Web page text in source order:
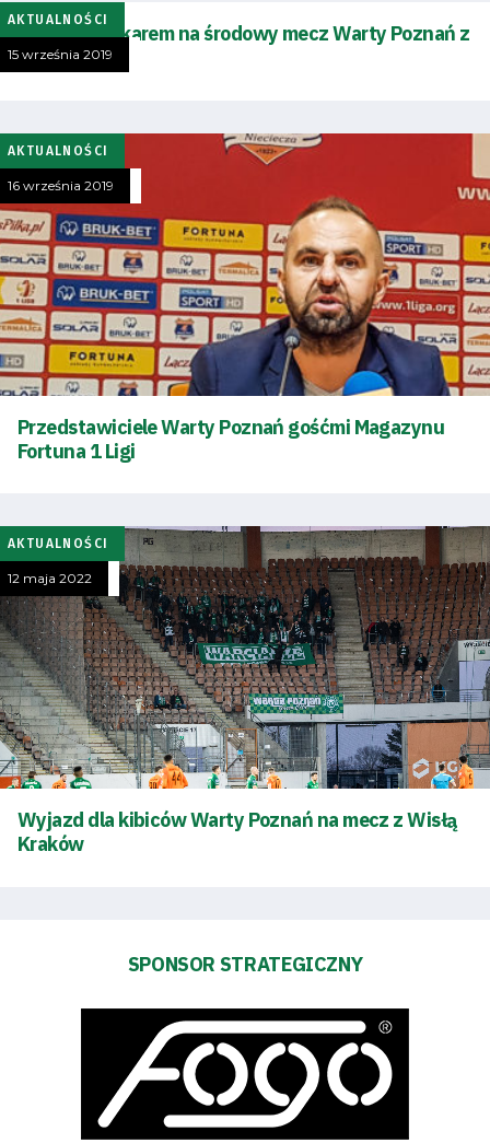
Tryb
oszczędności
energii
Dostępność
SEARCH
FOR:
Search Button
Tabela
terminarz
AKTUALNOŚCI
15 września 2019
Pojedź autokarem na środowy mecz Warty Poznań z
Odrą Opole
AKTUALNOŚCI
16 września 2019
Przedstawiciele Warty Poznań gośćmi Magazynu
Fortuna 1 Ligi
AKTUALNOŚCI
12 maja 2022
Wyjazd dla kibiców Warty Poznań na mecz z Wisłą
Kraków
SPONSOR STRATEGICZNY